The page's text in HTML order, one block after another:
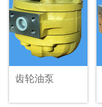
齿轮油泵